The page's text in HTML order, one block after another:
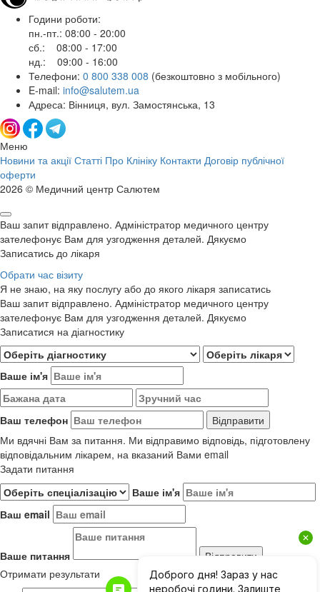
Години роботи:
пн.-пт.: 08:00 - 20:00
сб.: 08:00 - 17:00
нд.: 09:00 - 16:00
Телефони: 0 800 338 008 (безкоштовно з мобільного)
E-mail: info@salutem.ua
Адреса: Вінниця, вул. Замостянська, 13
Меню
Новини та акції Статті Про Клініку Контакти Договір публічної
оферти
2026 © Медичний центр Салютем
Ваш запит відправлено. Адміністратор медичного центру
зателефонує Вам для узгодження деталей. Дякуємо
Записатись до лікаря
Обрати час візиту
Я не знаю, на яку послугу або до якого лікаря записатись
Ваш запит відправлено. Адміністратор медичного центру
зателефонує Вам для узгодження деталей. Дякуємо
Записатися на діагностику
Ваше ім'я
Ваш телефон
Ми вдячні Вам за питання. Ми відправимо відповідь, підготовлену
відповідальним лікарем, на вказаний Вами email
Задати питання
Ваше ім'я
Ваш email
Ваше питання
Отримати результати